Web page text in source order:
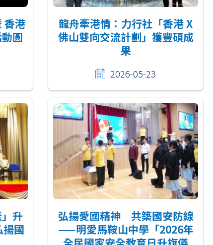
香港
圓
龍舟牽港情：力行社「香港 X
佛山雙向交流計劃」獲豐碩成
果
2026-05-23
升
揚國
弘揚愛國精神 共築國安防線
——明愛馬鞍山中學「2026年